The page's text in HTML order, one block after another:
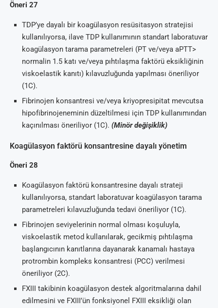
Öneri 27
TDP’ye dayalı bir koagülasyon resüsitasyon stratejisi
kullanılıyorsa, ilave TDP kullanımının standart laboratuvar
koagülasyon tarama parametreleri (PT ve/veya aPTT>
normalin 1.5 katı ve/veya pıhtılaşma faktörü eksikliğinin
viskoelastik kanıtı) kılavuzluğunda yapılması öneriliyor
(1C).
Fibrinojen konsantresi ve/veya kriyopresipitat mevcutsa
hipofibrinojeneminin düzeltilmesi için TDP kullanımından
kaçınılması öneriliyor (1C). (Minör değişiklik)
Koagülasyon faktörü konsantresine dayalı yönetim
Öneri 28
Koagülasyon faktörü konsantresine dayalı strateji
kullanılıyorsa, standart laboratuvar koagülasyon tarama
parametreleri kılavuzluğunda tedavi öneriliyor (1C).
Fibrinojen seviyelerinin normal olması koşuluyla,
viskoelastik metod kullanılarak, gecikmiş pıhtılaşma
başlangıcının kanıtlarına dayanarak kanamalı hastaya
protrombin kompleks konsantresi (PCC) verilmesi
öneriliyor (2C).
FXIII takibinin koagülasyon destek algoritmalarına dahil
edilmesini ve FXIII’ün fonksiyonel FXIII eksikliği olan